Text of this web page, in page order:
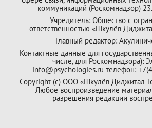
коммуникаций (Роскомнадзор)
Учредитель: Общество с
ответственностью «Шкулёв
Главный редактор:
Контактные данные для
числе, для Роскомнадзора):
info@psychologies.ru телефон:
Copyright (с) ООО «Шкулёв Диджитал
Любое воспроизведение
разрешения редакции